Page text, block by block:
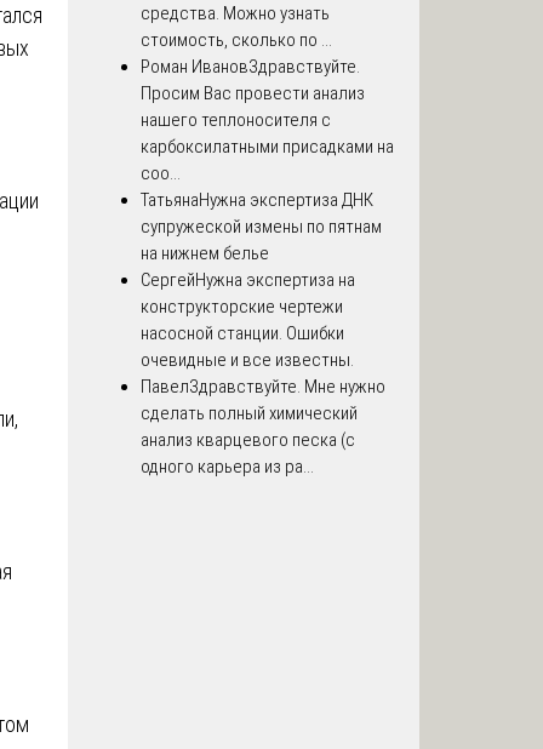
средства. Можно узнать
стоимость, сколько по ...
Роман ИвановЗдравствуйте.
Просим Вас провести анализ
нашего теплоносителя с
карбоксилатными присадками на
соо...
ТатьянаНужна экспертиза ДНК
супружеской измены по пятнам
на нижнем белье
СергейНужна экспертиза на
конструкторские чертежи
насосной станции. Ошибки
очевидные и все известны.
ПавелЗдравствуйте. Мне нужно
сделать полный химический
анализ кварцевого песка (с
одного карьера из ра...